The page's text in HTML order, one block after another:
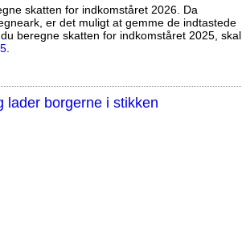
skatten for indkomståret 2026. Da
er det muligt at gemme de indtastede
beregne skatten for indkomståret 2025, skal
lader borgerne i stikken